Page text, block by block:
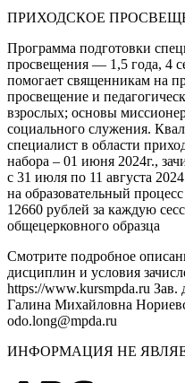
ПРИХОДСКОЕ
Программа подготовки
просвещения — 1,5 года, 4
помогает священникам на
просвещение и
взрослых; основы
социального служения.
специалист в области
набора – 01 июня 2024г.,
с 31 июля по 11 августа
на образовательный
12660 рублей за каждую
общецерковного образца
Смотрите подробное
дисциплин и условия
https://www.kursmpda.ru
Галина Михайловна
odo.long@mpda.ru
ИНФОРМАЦИЯ НЕ